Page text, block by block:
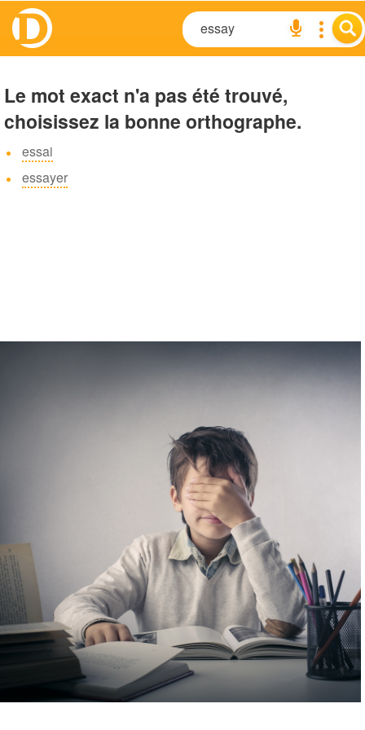
Le mot exact n'a pas été trouvé,
choisissez la bonne orthographe.
essai
essayer